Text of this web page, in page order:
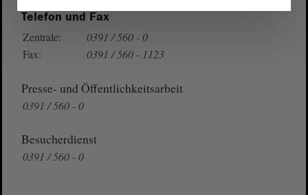
Telefon und Fax
Zentrale:
0391 / 560 - 0
Fax:
0391 / 560 - 1123
Presse- und Öffentlichkeitsarbeit
0391 / 560 - 0
Besucherdienst
0391 / 560 - 0